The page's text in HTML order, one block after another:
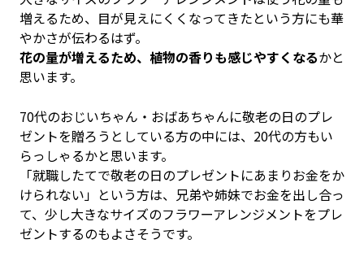
増えるため、目が見えにくくなってきたという方にも華
やかさが伝わるはず。
花の量が増えるため、植物の香りも感じやすくなるかと
思います。
70代のおじいちゃん・おばあちゃんに敬老の日のプレ
ゼントを贈ろうとしている方の中には、20代の方もい
らっしゃるかと思います。
「就職したてで敬老の日のプレゼントにあまりお金をか
けられない」という方は、兄弟や姉妹でお金を出し合っ
て、少し大きなサイズのフラワーアレンジメントをプレ
ゼントするのもよさそうです。